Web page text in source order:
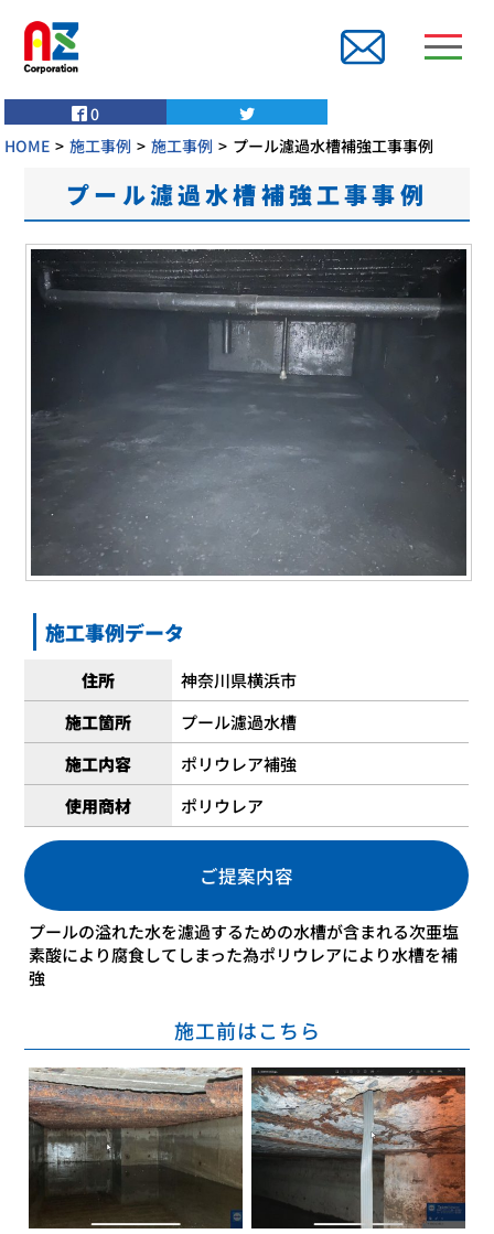
0
HOME
施工事例 施工事例 プール濾過水槽補強工事事例
プール濾過水槽補強工事事例
施工事例データ
住所
神奈川県横浜市
施工箇所
プール濾過水槽
施工内容
ポリウレア補強
使用商材
ポリウレア
ご提案内容
プールの溢れた水を濾過するための水槽が含まれる次亜塩
素酸により腐食してしまった為ポリウレアにより水槽を補
強
施工前はこちら